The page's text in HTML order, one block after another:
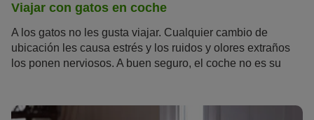
Viajar con gatos en coche
A los gatos no les gusta viajar. Cualquier cambio de
ubicación les causa estrés y los ruidos y olores extraños
los ponen nerviosos. A buen seguro, el coche no es su
resultar más llevadero.